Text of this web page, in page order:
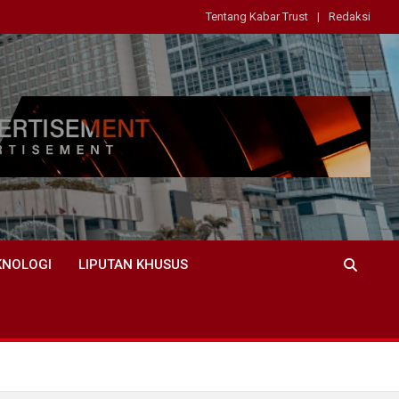
Tentang Kabar Trust Redaksi
LIPUTAN KHUSUS